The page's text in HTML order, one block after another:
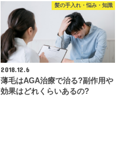
髪の手入れ・悩み・知識
2018.12.6
薄毛はAGA治療で治る?副作用や
効果はどれくらいあるの?